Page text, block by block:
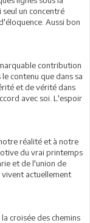
un concentré
Aussi bon
contribution
contenu que dans sa
et de vérité dans
avec soi. L'espoir
réalité et à notre
du vrai printemps
et de l'union de
actuellement
croisée des chemins